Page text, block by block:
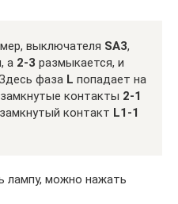
выключателя SA3,
а 2-3 размыкается, и
фаза L попадает на
контакты 2-1
контакт L1-1
лампу, можно нажать